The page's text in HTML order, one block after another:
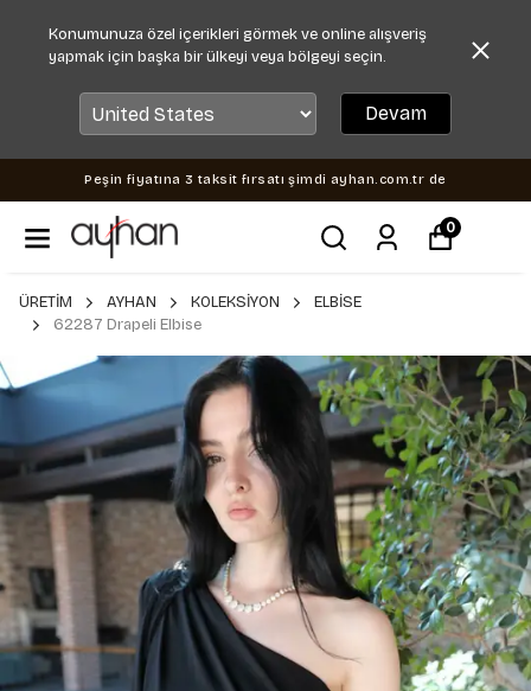
Konumunuza özel içerikleri görmek ve online alışveriş
yapmak için başka bir ülkeyi veya bölgeyi seçin.
Devam
Peşin fiyatına 3 taksit fırsatı şimdi ayhan.com.tr de
0
ÜRETİM AYHAN KOLEKSİYON
ELBİSE
62287 Drapeli Elbise